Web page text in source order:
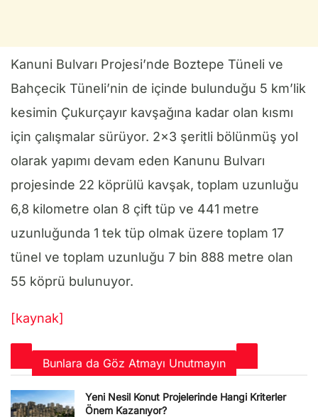
Kanuni Bulvarı Projesi’nde Boztepe Tüneli ve
Bahçecik Tüneli’nin de içinde bulunduğu 5 km’lik
kesimin Çukurçayır kavşağına kadar olan kısmı
için çalışmalar sürüyor. 2×3 şeritli bölünmüş yol
olarak yapımı devam eden Kanunu Bulvarı
projesinde 22 köprülü kavşak, toplam uzunluğu
6,8 kilometre olan 8 çift tüp ve 441 metre
uzunluğunda 1 tek tüp olmak üzere toplam 17
tünel ve toplam uzunluğu 7 bin 888 metre olan
55 köprü bulunuyor.
[kaynak]
Bunlara da Göz Atmayı Unutmayın
Yeni Nesil Konut Projelerinde Hangi Kriterler
Önem Kazanıyor?